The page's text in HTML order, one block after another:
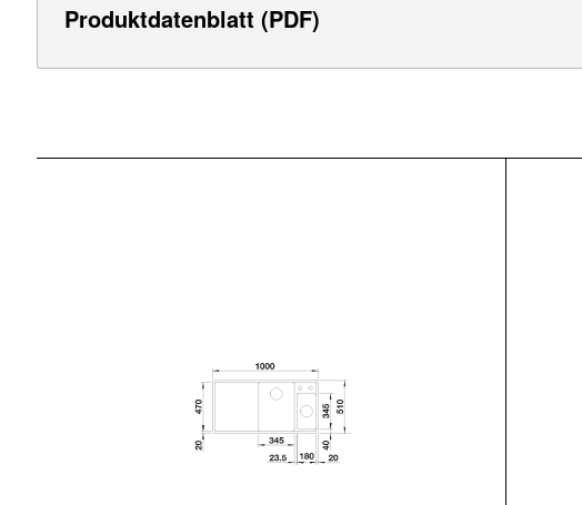
Produktdatenblatt (PDF)